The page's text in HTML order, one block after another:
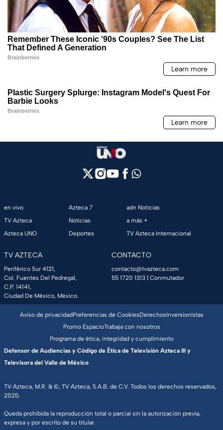
en vivo
TV Azteca
Azteca UNO
Azteca 7
Noticias
Deportes
adn Noticias
a más +
TV Azteca Internacional
TV AZTECA
Periférico Sur 4121,
Col. Fuentes Del Pedregal,
C.P. 14141,
Ciudad De México, México.
CONTACTO
contacto@tvazteca.com
55 1720 1313 | Conmutador
TV Azteca, M.R. & ©, TV Azteca, S.A.B. de C.V. Todos los derechos reservados,
2025.
Queda prohibida la reproducción total o parcial sin la autorización previa,
expresa y por escrito de su titular.
Aviso de privacidadPreferencias de CookiesDerechosInversionistas
Promo EspacioTrabaja con nosotros
Programa de ética, integridad y cumplimiento
Defensor de Audiencias y Código de Ética de Televisión Azteca III y
Televisora del Valle de México